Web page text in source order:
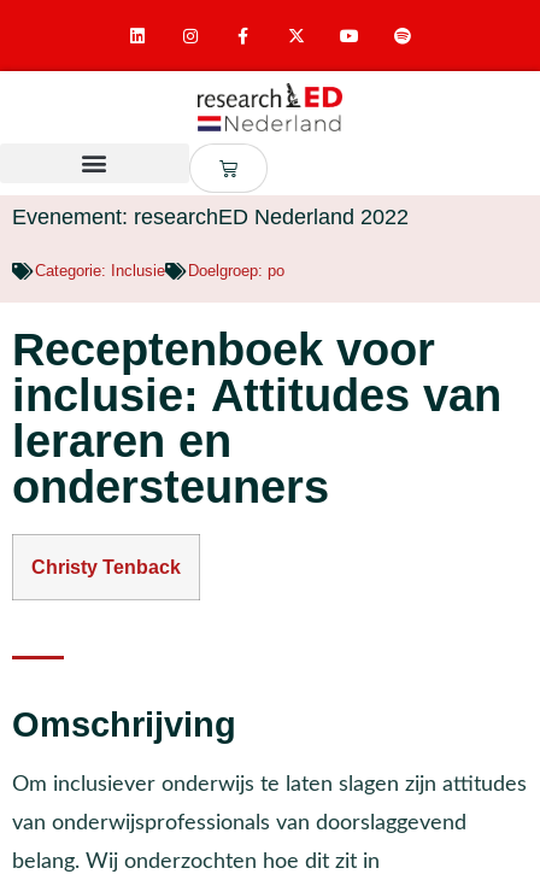
Evenement: researchED Nederland 2022
Categorie: Inclusie Doelgroep: po
Receptenboek voor
inclusie: Attitudes van
leraren en
ondersteuners
Christy Tenback
Omschrijving
Om inclusiever onderwijs te laten slagen zijn attitudes
van onderwijsprofessionals van doorslaggevend
belang. Wij onderzochten hoe dit zit in